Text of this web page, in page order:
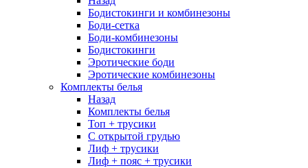
Бодистокинги и комбинезоны
Боди-сетка
Боди-комбинезоны
Бодистокинги
Эротические боди
Эротические комбинезоны
Комплекты белья
Назад
Комплекты белья
Топ + трусики
С открытой грудью
Лиф + трусики
Лиф + пояс + трусики